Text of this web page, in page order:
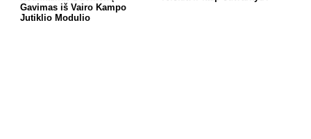
Gavimas iš Vairo Kampo
Jutiklio Modulio